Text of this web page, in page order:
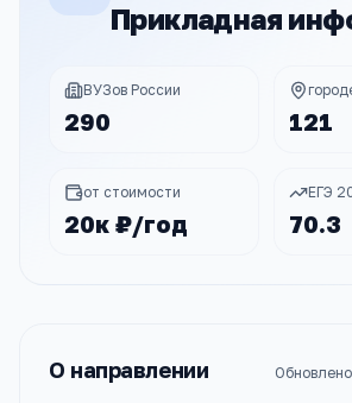
Прикладная
ВУЗов России
290 121
от стоимости
20к ₽/год
ЕГЭ
70.3
О направлении Обновлено